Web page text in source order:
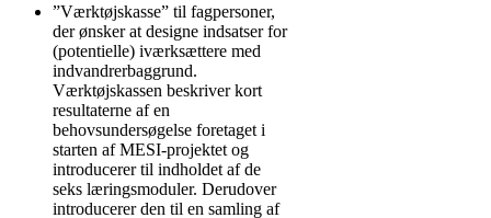
”Værktøjskasse” til fagpersoner,
der ønsker at designe indsatser for
(potentielle) iværksættere med
indvandrerbaggrund.
Værktøjskassen beskriver kort
resultaterne af en
behovsundersøgelse foretaget i
starten af MESI-projektet og
introducerer til indholdet af de
seks læringsmoduler. Derudover
introducerer den til en samling af